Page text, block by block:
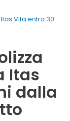
Vita entro 30
Itas
dalla